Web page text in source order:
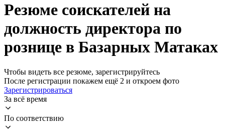
Резюме соискателей на
должность директора по
рознице в Базарных Матаках
Чтобы видеть все резюме, зарегистрируйтесь
После регистрации покажем ещё 2 и откроем фото
Зарегистрироваться
За всё время
По соответствию